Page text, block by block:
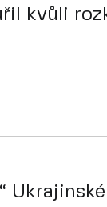
kvůli